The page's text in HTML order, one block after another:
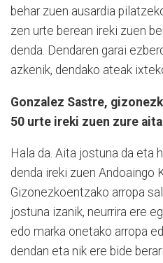
behar zuen ausardia
zen urte berean ireki zuen
denda. Dendaren garai
azkenik, dendako ateak
Gonzalez Sastre,
50 urte ireki zuen zure
Hala da. Aita jostuna da eta
denda ireki zuen Andoaingo
Gizonezkoentzako arropa
jostuna izanik, neurrira ere
edo marka onetako arropa
dendan eta nik ere bide